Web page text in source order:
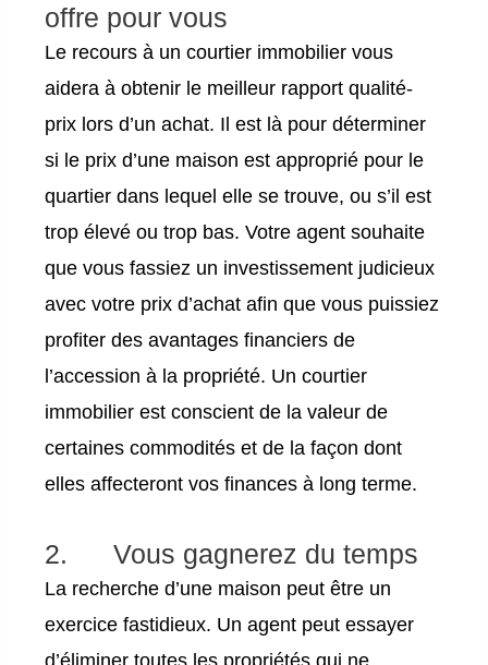
offre pour vous
Le recours à un courtier immobilier vous
aidera à obtenir le meilleur rapport qualité-
prix lors d’un achat. Il est là pour déterminer
si le prix d’une maison est approprié pour le
quartier dans lequel elle se trouve, ou s’il est
trop élevé ou trop bas. Votre agent souhaite
que vous fassiez un investissement judicieux
avec votre prix d’achat afin que vous puissiez
profiter des avantages financiers de
l’accession à la propriété. Un courtier
immobilier est conscient de la valeur de
certaines commodités et de la façon dont
elles affecteront vos finances à long terme.
2. Vous gagnerez du temps
La recherche d’une maison peut être un
exercice fastidieux. Un agent peut essayer